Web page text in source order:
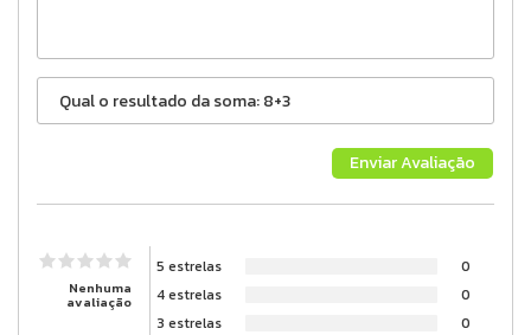
Nenhuma
avaliação
5 estrelas
0
4 estrelas
0
3 estrelas
0